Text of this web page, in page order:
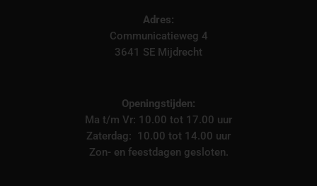
Adres:
Communicatieweg 4
3641 SE Mijdrecht
Openingstijden:
Ma t/m Vr: 10.00 tot 17.00 uur
Zaterdag: 10.00 tot 14.00 uur
Zon- en feestdagen gesloten.